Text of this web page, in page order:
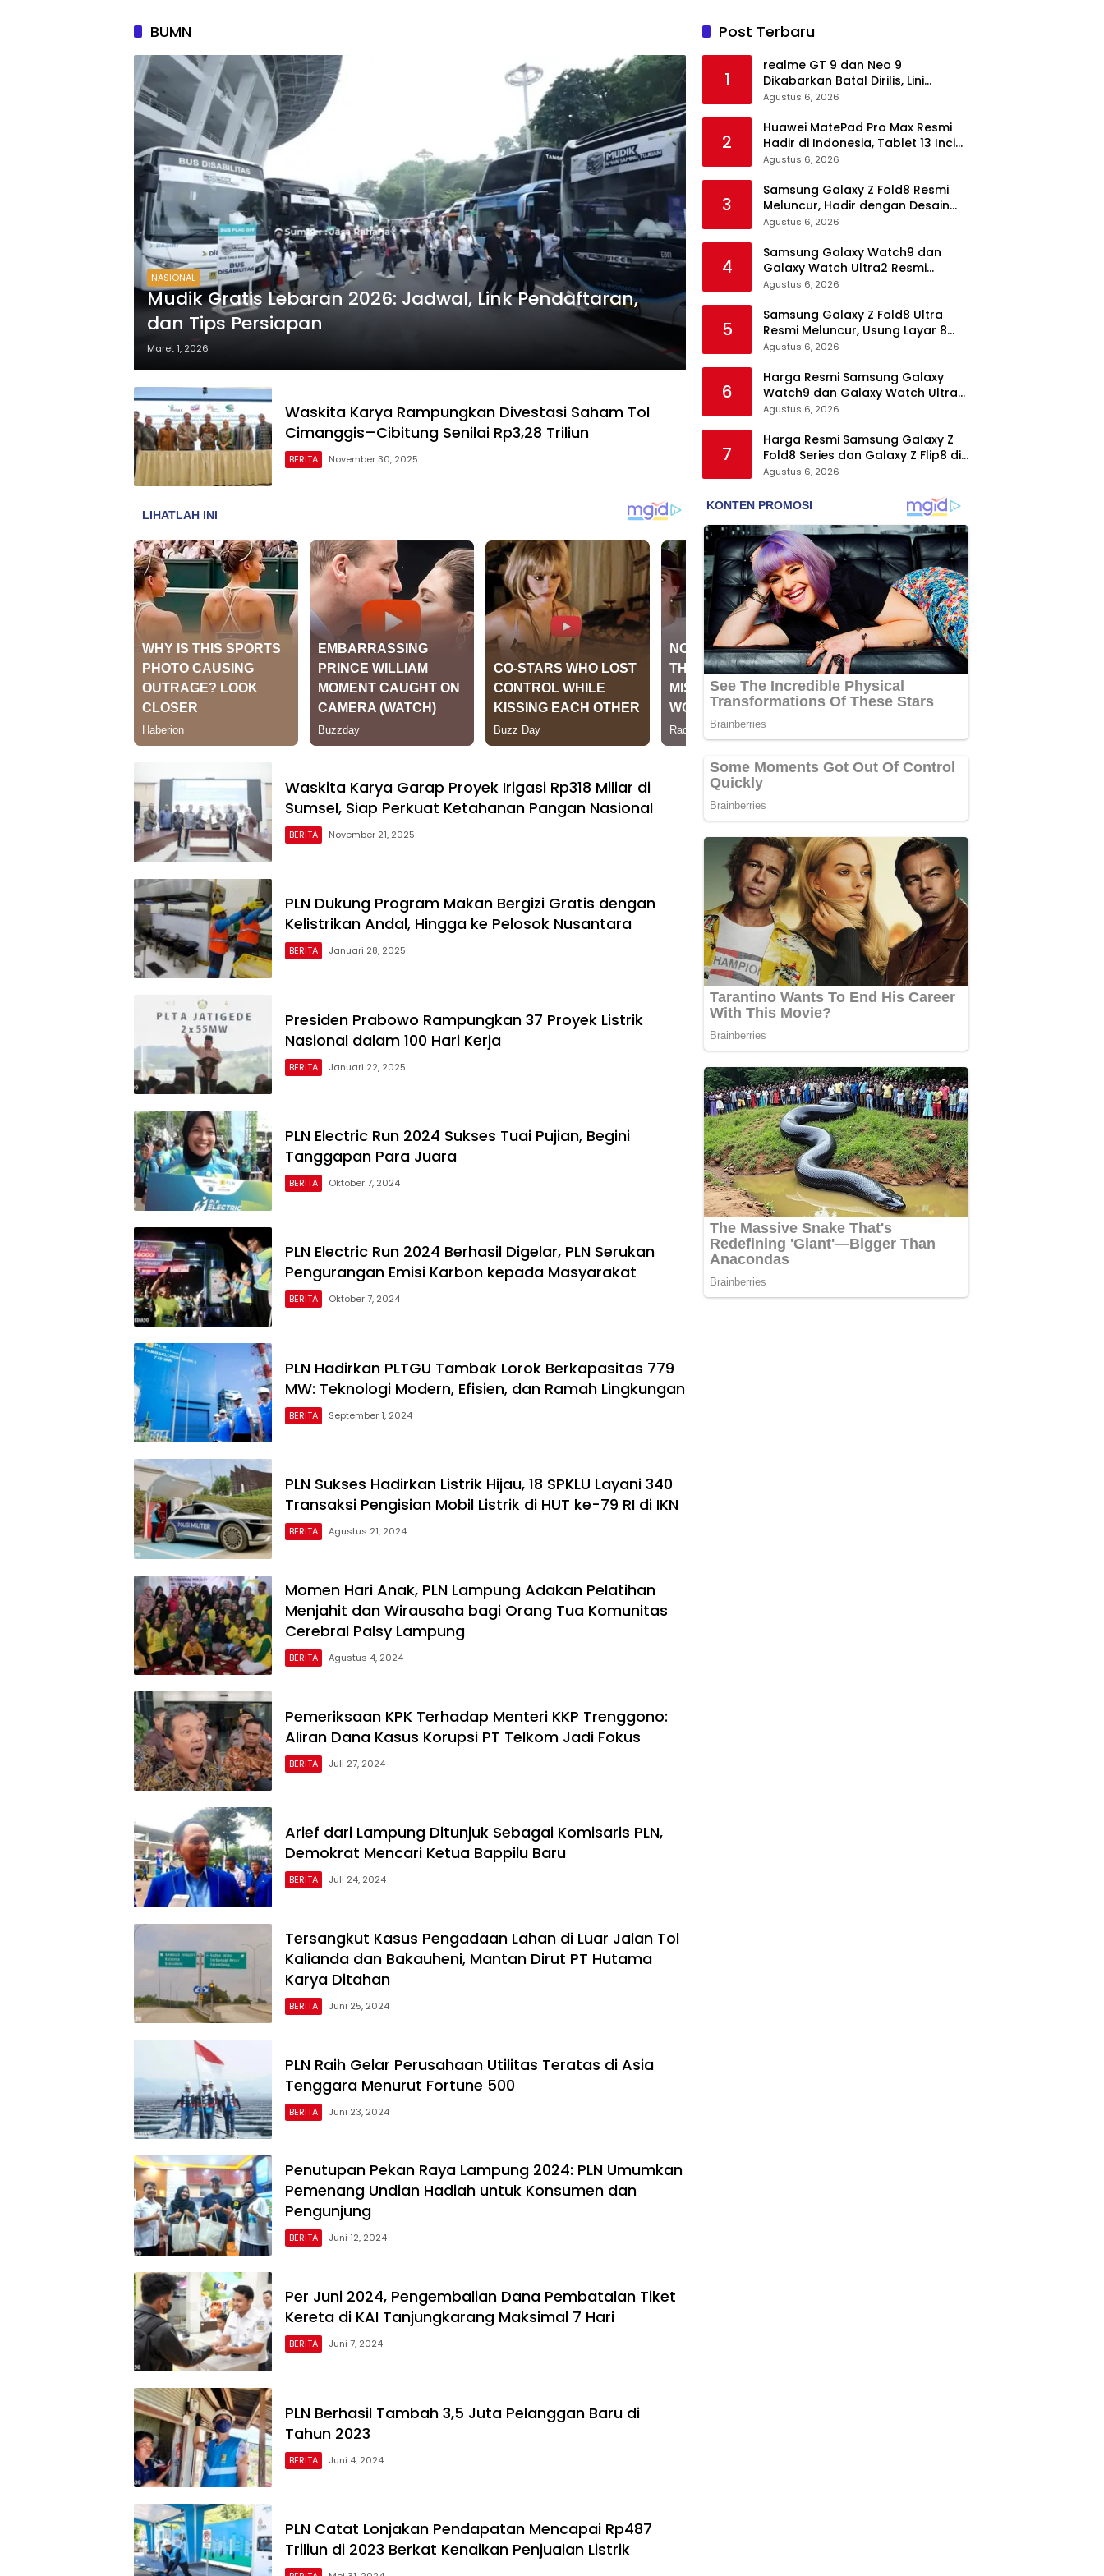
BUMN
NASIONAL
Mudik Gratis Lebaran 2026: Jadwal, Link Pendaftaran,
dan Tips Persiapan
Maret 1, 2026
Waskita Karya Rampungkan Divestasi Saham Tol
Cimanggis–Cibitung Senilai Rp3,28 Triliun
BERITA November 30, 2025
Waskita Karya Garap Proyek Irigasi Rp318 Miliar di
Sumsel, Siap Perkuat Ketahanan Pangan Nasional
BERITA November 21, 2025
PLN Dukung Program Makan Bergizi Gratis dengan
Kelistrikan Andal, Hingga ke Pelosok Nusantara
BERITA Januari 28, 2025
Presiden Prabowo Rampungkan 37 Proyek Listrik
Nasional dalam 100 Hari Kerja
BERITA Januari 22, 2025
PLN Electric Run 2024 Sukses Tuai Pujian, Begini
Tanggapan Para Juara
BERITA Oktober 7, 2024
PLN Electric Run 2024 Berhasil Digelar, PLN Serukan
Pengurangan Emisi Karbon kepada Masyarakat
BERITA Oktober 7, 2024
PLN Hadirkan PLTGU Tambak Lorok Berkapasitas 779
MW: Teknologi Modern, Efisien, dan Ramah Lingkungan
BERITA September 1, 2024
PLN Sukses Hadirkan Listrik Hijau, 18 SPKLU Layani 340
Transaksi Pengisian Mobil Listrik di HUT ke-79 RI di IKN
BERITA Agustus 21, 2024
Momen Hari Anak, PLN Lampung Adakan Pelatihan
Menjahit dan Wirausaha bagi Orang Tua Komunitas
Cerebral Palsy Lampung
BERITA Agustus 4, 2024
Pemeriksaan KPK Terhadap Menteri KKP Trenggono:
Aliran Dana Kasus Korupsi PT Telkom Jadi Fokus
BERITA Juli 27, 2024
Arief dari Lampung Ditunjuk Sebagai Komisaris PLN,
Demokrat Mencari Ketua Bappilu Baru
BERITA Juli 24, 2024
Tersangkut Kasus Pengadaan Lahan di Luar Jalan Tol
Kalianda dan Bakauheni, Mantan Dirut PT Hutama
Karya Ditahan
BERITA Juni 25, 2024
PLN Raih Gelar Perusahaan Utilitas Teratas di Asia
Tenggara Menurut Fortune 500
BERITA Juni 23, 2024
Penutupan Pekan Raya Lampung 2024: PLN Umumkan
Pemenang Undian Hadiah untuk Konsumen dan
Pengunjung
BERITA Juni 12, 2024
Per Juni 2024, Pengembalian Dana Pembatalan Tiket
Kereta di KAI Tanjungkarang Maksimal 7 Hari
BERITA Juni 7, 2024
PLN Berhasil Tambah 3,5 Juta Pelanggan Baru di
Tahun 2023
BERITA Juni 4, 2024
PLN Catat Lonjakan Pendapatan Mencapai Rp487
Triliun di 2023 Berkat Kenaikan Penjualan Listrik
Post Terbaru
1
realme GT 9 dan Neo 9
Dikabarkan Batal Dirilis, Lini
Flagship realme Terancam
Agustus 6, 2026
2
Huawei MatePad Pro Max Resmi
Hadir di Indonesia, Tablet 13 Inci
Tertipis dan Teringan
Agustus 6, 2026
3
Samsung Galaxy Z Fold8 Resmi
Meluncur, Hadir dengan Desain
Lebih Pendek dan Lebar
Agustus 6, 2026
4
Samsung Galaxy Watch9 dan
Galaxy Watch Ultra2 Resmi
Meluncur, Bawa AI, Snapdragon
Baru
Agustus 6, 2026
5
Samsung Galaxy Z Fold8 Ultra
Resmi Meluncur, Usung Layar 8
Inci, Kamera 200MP dan
Agustus 6, 2026
6
Harga Resmi Samsung Galaxy
Watch9 dan Galaxy Watch Ultra2
di Indonesia, Mulai Rp5,9 Jutaan
Agustus 6, 2026
7
Harga Resmi Samsung Galaxy Z
Fold8 Series dan Galaxy Z Flip8 di
Indonesia, Mulai Rp19 Jutaan
Agustus 6, 2026